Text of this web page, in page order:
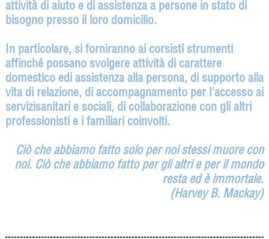
attività di aiuto e di assistenza a persone in stato di
bisogno presso il loro domicilio.
In particolare, si forniranno ai corsisti strumenti
affinché possano svolgere attività di carattere
domestico edi assistenza alla persona, di supporto alla
vita di relazione, di accompagnamento per l'accesso ai
servizisanitari e sociali, di collaborazione con gli altri
professionisti e i familiari coinvolti.
Ciò che abbiamo fatto solo per noi stessi muore con
noi. Ciò che abbiamo fatto per gli altri e per il mondo
resta ed è immortale.
(Harvey B. Mackay)